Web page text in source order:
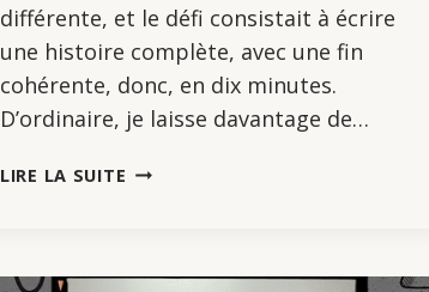
différente, et le défi consistait à écrire
une histoire complète, avec une fin
cohérente, donc, en dix minutes.
D’ordinaire, je laisse davantage de…
LIRE LA SUITE ATELIER
À